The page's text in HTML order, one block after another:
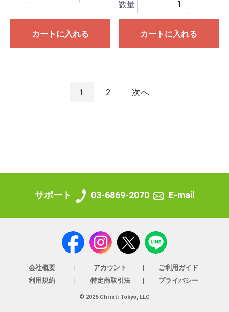
カートに入れる
数量
カートに入れる
1 2 次へ
サポート 03-6869-2070 E-mail
会社概要 アカウント
ご利用ガイド
利用規約
特定商取引法 プライバシー
© 2026 Christi Tokyo, LLC